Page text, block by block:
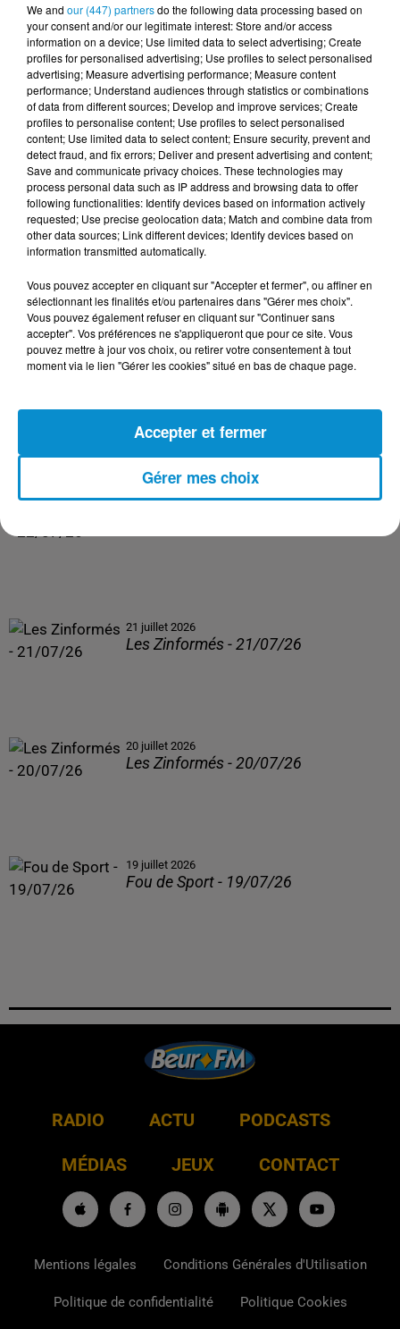
DERNIERS PODCASTS
Les Zinformés - 24/07/26
Les Zinformés - 23/07/26
21 juillet 2026
Les Zinformés - 21/07/26
20 juillet 2026
Les Zinformés - 20/07/26
19 juillet 2026
Fou de Sport - 19/07/26
RADIO ACTU PODCASTS
MÉDIAS JEUX CONTACT
Mentions légales Conditions Générales d'Utilisation
Politique de confidentialité Politique Cookies
We and our (447) partnersdo the following data processing based on
your consent and/or our legitimate interest: Store and/or access
information on a device; Use limited data to select advertising; Create
profiles for personalised advertising; Use profiles to select personalised
advertising; Measure advertising performance; Measure content
performance; Understand audiences through statistics or combinations
of data from different sources; Develop and improve services; Create
profiles to personalise content; Use profiles to select personalised
content; Use limited data to select content; Ensure security, prevent and
detect fraud, and fix errors; Deliver and present advertising and content;
Save and communicate privacy choices. These technologies may
process personal data such as IP address and browsing data to offer
following functionalities: Identify devices based on information actively
requested; Use precise geolocation data; Match and combine data from
other data sources; Link different devices; Identify devices based on
information transmitted automatically.
Vous pouvez accepter en cliquant sur "Accepter et fermer", ou affiner en
sélectionnant les finalités et/ou partenaires dans "Gérer mes choix".
Vous pouvez également refuser en cliquant sur "Continuer sans
accepter". Vos préférences ne s'appliqueront que pour ce site. Vous
pouvez mettre à jour vos choix, ou retirer votre consentement à tout
moment via le lien "Gérer les cookies" situé en bas de chaque page.
Gérer mes choix
Accepter et fermer